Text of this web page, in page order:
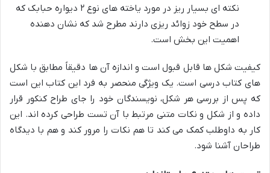
نکته ای بسیار ریز در مورد یاخته های نوع ۲ دیواره حبابک که
در سطح خود زوائد ریزی دارند مطرح شد که نشان دهنده
اهمیت این بخش است.
کیفیت شکل ها قابل قبول است و اندازه آن ها دقیقاً مطابق با شکل
های کتاب درسی است. یک ویژگی منحصر به فرد این کتاب این است
که پس از بررسی هر شکل، نویسندگان خود را جای طراح کنکور قرار
داده و از شکل و نکات متنی مرتبط با آن تست طراحی کرده اند. این
کار به داوطلب کمک می کند تا هم نکات را مرور کند و هم با دیدگاه
طراحان آشنا شود.